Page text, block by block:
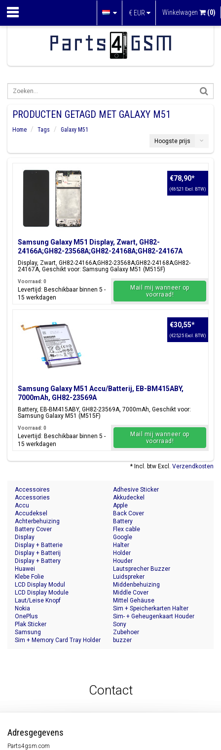
€ EUR Winkelwagen (0)
PRODUCTEN GETAGD MET GALAXY M51
Home Tags
Galaxy M51
Hoogste prijs
Samsung Galaxy M51 Display, Zwart, GH82-
24166A;GH82-23568A;GH82-24168A;GH82-24167A
Display, Zwart, GH82-24166A;GH82-23568A;GH82-24168A;GH82-
24167A, Geschikt voor: Samsung Galaxy M51 (M515F)
€78,90*
(€65,21 Excl. BTW)
Voorraad: 0
Levertijd: Beschikbaar binnen 5 -
15 werkdagen
Mail mij wanneer op
voorraad!
Samsung Galaxy M51 Accu/Batterij, EB-BM415ABY,
7000mAh, GH82-23569A
Battery, EB-BM415ABY, GH82-23569A, 7000mAh, Geschikt voor:
Samsung Galaxy M51 (M515F)
€30,55*
(€25,25 Excl. BTW)
Voorraad: 0
Levertijd: Beschikbaar binnen 5 -
15 werkdagen
Mail mij wanneer op
voorraad!
* Incl. btw Excl. Verzendkosten
Accessoires
Accessories
Accu
Accudeksel
Achterbehuizing
Adhesive Sticker
Akkudeckel
Apple
Back Cover
Battery
Battery Cover
Display
Display + Batterie
Display + Batterij
Display + Battery
Flex cable
Google
Halter
Holder
Houder
Huawei
Klebe Folie
LCD Display Modul
LCD Display Module
Laut/Leise Knopf
Lautsprecher Buzzer
Luidspreker
Middenbehuizing
Middle Cover
Mittel Gehäuse
Nokia
OnePlus
Plak Sticker
Samsung
Sim + Memory Card Tray Holder
Sim + Speicherkarten Halter
Sim- + Geheugenkaart Houder
Sony
Zubehoer
buzzer
Contact
Adresgegevens
Parts4gsm.com